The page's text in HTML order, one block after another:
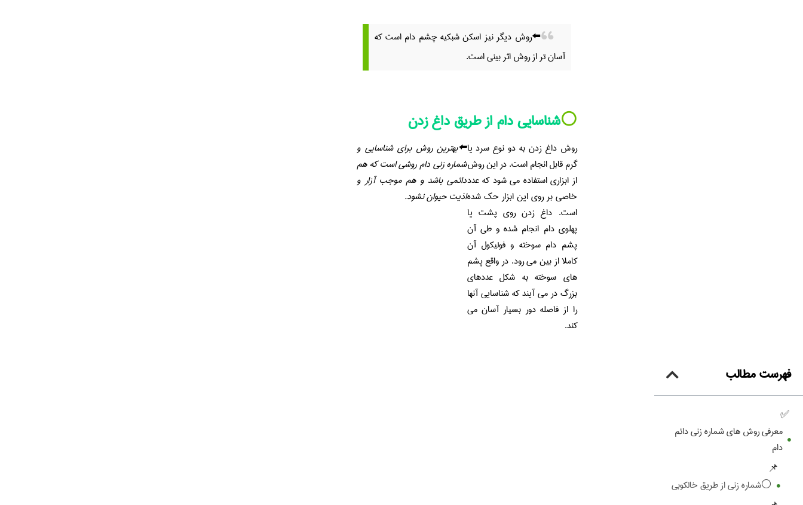
⬅️روش دیگر نیز اسکن شبکیه چشم دام است که
آسان تر از روش اثر بینی است.
⚪️شناسایی دام از طریق داغ زدن
روش داغ زدن به دو نوع سرد یا
گرم قابل انجام است. در این روش
از ابزاری استفاده می شود که عدد
خاصی بر روی این ابزار حک شده
است. داغ زدن روی پشت یا
پهلوی دام انجام شده و طی آن
پشم دام سوخته و فولیکول آن
کاملا از بین می رود. در واقع پشم
های سوخته به شکل عددهای
بزرگ در می آیند که شناسایی آنها
را از فاصله دور بسیار آسان می
کند.
⬅️بهترین روش برای شناسایی و
شماره زنی دام روشی است که هم
دائمی باشد و هم موجب آزار و
اذیت حیوان نشود.
فهرست مطالب
معرفی روش های شماره زنی دائم
دام
⚪️شماره زنی از طریق خالکوبی